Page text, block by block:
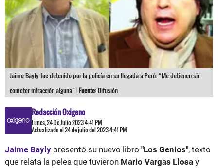
Jaime Bayly fue detenido por la policía en su llegada a Perú: “Me detienen sin
cometer infracción alguna” |Fuente:Difusión
Redacción Oxigeno
Lunes, 24 De Julio 2023 4:41 PM
Actualizado el 24 de julio del 2023 4:41 PM
Jaime Bayly presentó su nuevo libro "Los Genios", texto
que relata la pelea que tuvieron Mario Vargas Llosa y